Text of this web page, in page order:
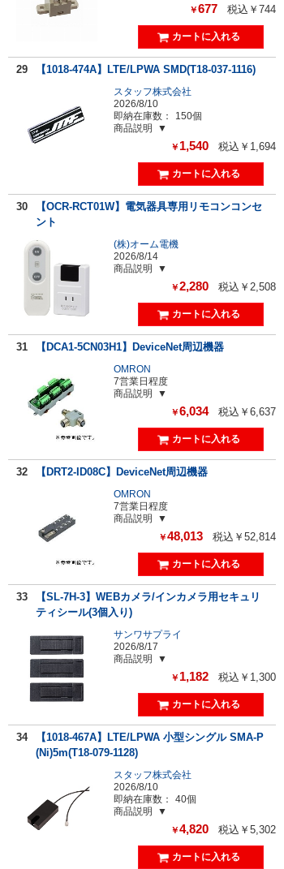
￥677 税込￥744
29 【1018-474A】LTE/LPWA SMD(T18-037-1116)
スタッフ株式会社
2026/8/10
即納在庫数：
150個
商品説明
￥ 1,540 税込￥1,694
30
【OCR-RCT01W】電気器具専用リモコンコンセ
ント
(株)オーム電機
2026/8/14
商品説明
￥2,280 税込￥2,508
31 【DCA1-5CN03H1】DeviceNet周辺機器
OMRON
7営業日程度
商品説明
￥6,034 税込￥6,637
32 【DRT2-ID08C】DeviceNet周辺機器
OMRON
7営業日程度
商品説明
￥48,013 税込￥52,814
33
【SL-7H-3】WEBカメラ/インカメラ用セキュリ
ティシール(3個入り)
サンワサプライ
2026/8/17
商品説明
￥ 1,182 税込￥1,300
34
【1018-467A】LTE/LPWA 小型シングル SMA-P
(Ni)5m(T18-079-1128)
スタッフ株式会社
2026/8/10
即納在庫数：
40個
商品説明
￥4,820 税込￥5,302